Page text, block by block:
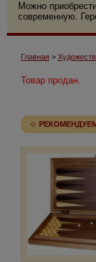
Можно
современную.
Главная >
Товар продан.